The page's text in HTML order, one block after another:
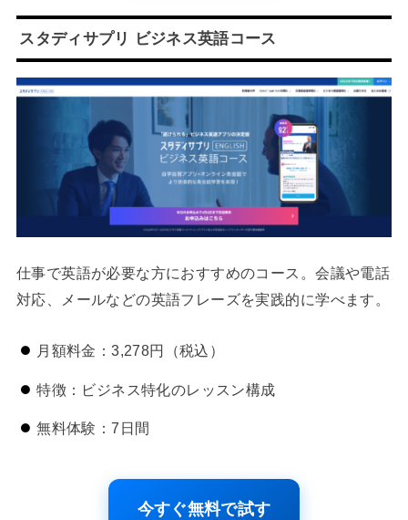
スタディサプリ ビジネス英語コース
仕事で英語が必要な方におすすめのコース。会議や電話
対応、メールなどの英語フレーズを実践的に学べます。
月額料金：3,278円（税込）
特徴：ビジネス特化のレッスン構成
無料体験：7日間
今すぐ無料で試す